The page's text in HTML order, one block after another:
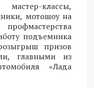
классы,
мотошоу на
подъемника
призов
главными из
«Лада